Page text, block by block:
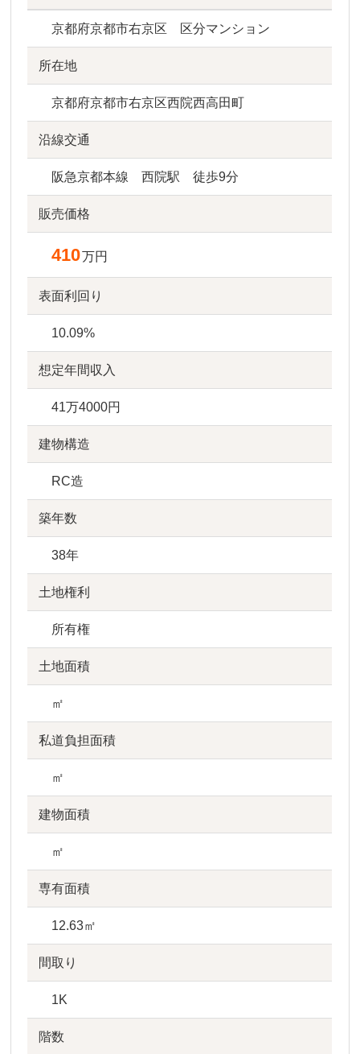
京都府京都市右京区 区分マンション
所在地
京都府京都市右京区西院西高田町
沿線交通
阪急京都本線 西院駅 徒歩9分
販売価格
410万円
表面利回り
10.09%
想定年間収入
41万4000円
建物構造
RC造
築年数
38年
土地権利
所有権
土地面積
㎡
私道負担面積
㎡
建物面積
㎡
専有面積
12.63㎡
間取り
1K
階数